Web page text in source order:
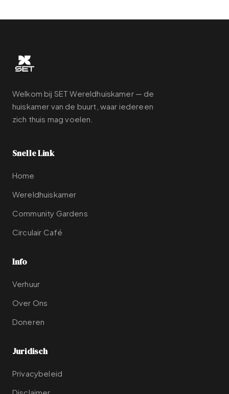
Welkom bij SET Wereldhuiskamer — de
huiskamer van de buurt, waar iedereen
zich thuis mag voelen.
Snelle Link
Home
Wereldhuiskamer
Community Gardens
Circulair Café
Info
Verhuur
Over Ons
Doneren
Juridisch
Privacybeleid